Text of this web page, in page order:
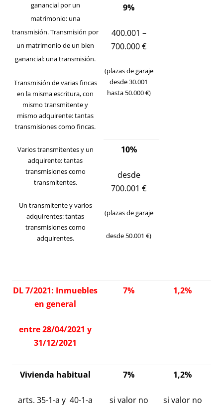
ganancial por un
matrimonio: una
transmisión. Transmisión por
un matrimonio de un bien
ganancial: una transmisión.
Transmisión de varias fincas
en la misma escritura, con
mismo transmitente y
mismo adquirente: tantas
transmisiones como fincas.
Varios transmitentes y un
adquirente: tantas
transmisiones como
transmitentes.
Un transmitente y varios
adquirentes: tantas
transmisiones como
adquirentes.
9%
400.001 –
700.000 €
(plazas de garaje
desde 30.001
hasta 50.000 €)
10%
desde
700.001 €
(plazas de garaje
desde 50.001 €)
DL 7/2021: Inmuebles
en general
entre 28/04/2021 y
31/12/2021
7% 1,2%
Vivienda habitual
arts. 35-1-a y 40-1-a
7%
si valor no
1,2%
si valor no